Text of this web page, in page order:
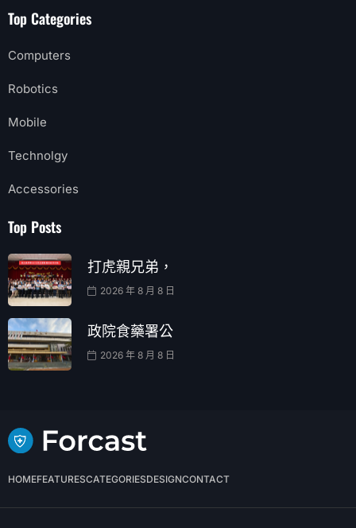
Top Categories
Computers
Robotics
Mobile
Technolgy
Accessories
Top Posts
打虎親兄弟，
2026 年 8 月 8 日
政院食藥署公
2026 年 8 月 8 日
HOMEFEATURESCATEGORIESDESIGNCONTACT